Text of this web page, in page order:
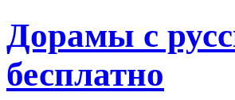
Дорамы с
бесплатно